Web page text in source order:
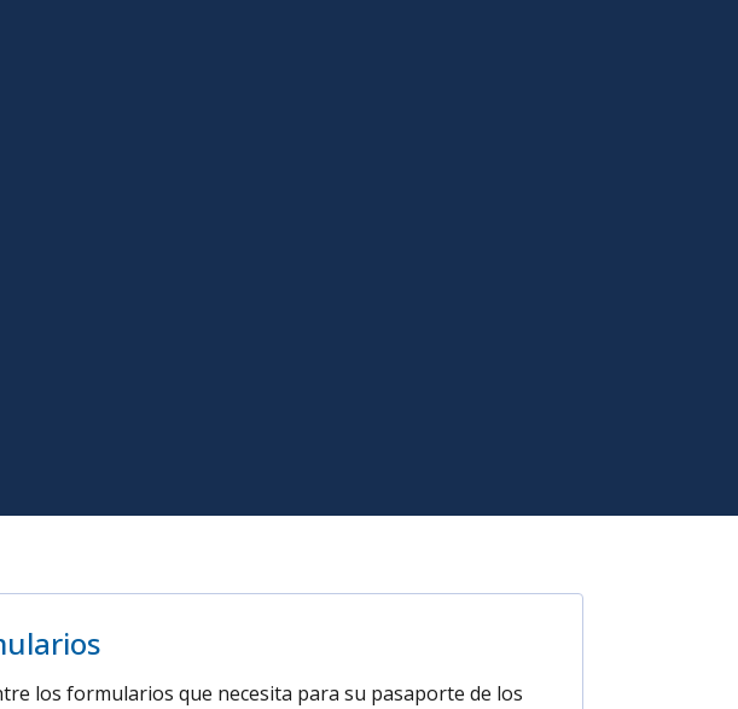
los formularios que necesita para su pasaporte de los